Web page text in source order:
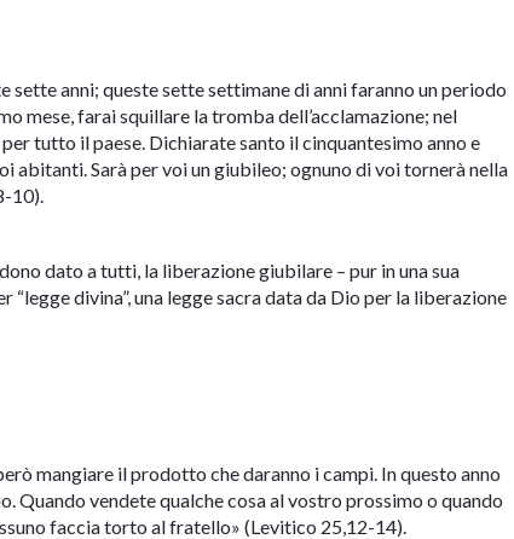
sette anni; queste sette settimane di anni faranno un periodo
mese, farai squillare la tromba dell’acclamazione; nel
tutto il paese. Dichiarate santo il cinquantesimo anno e
abitanti. Sarà per voi un giubileo; ognuno di voi tornerà nella
10).
dato a tutti, la liberazione giubilare – pur in una sua
divina”, una legge sacra data da Dio per la liberazione
mangiare il prodotto che daranno i campi. In questo anno
Quando vendete qualche cosa al vostro prossimo o quando
faccia torto al fratello» (Levitico 25,12-14).